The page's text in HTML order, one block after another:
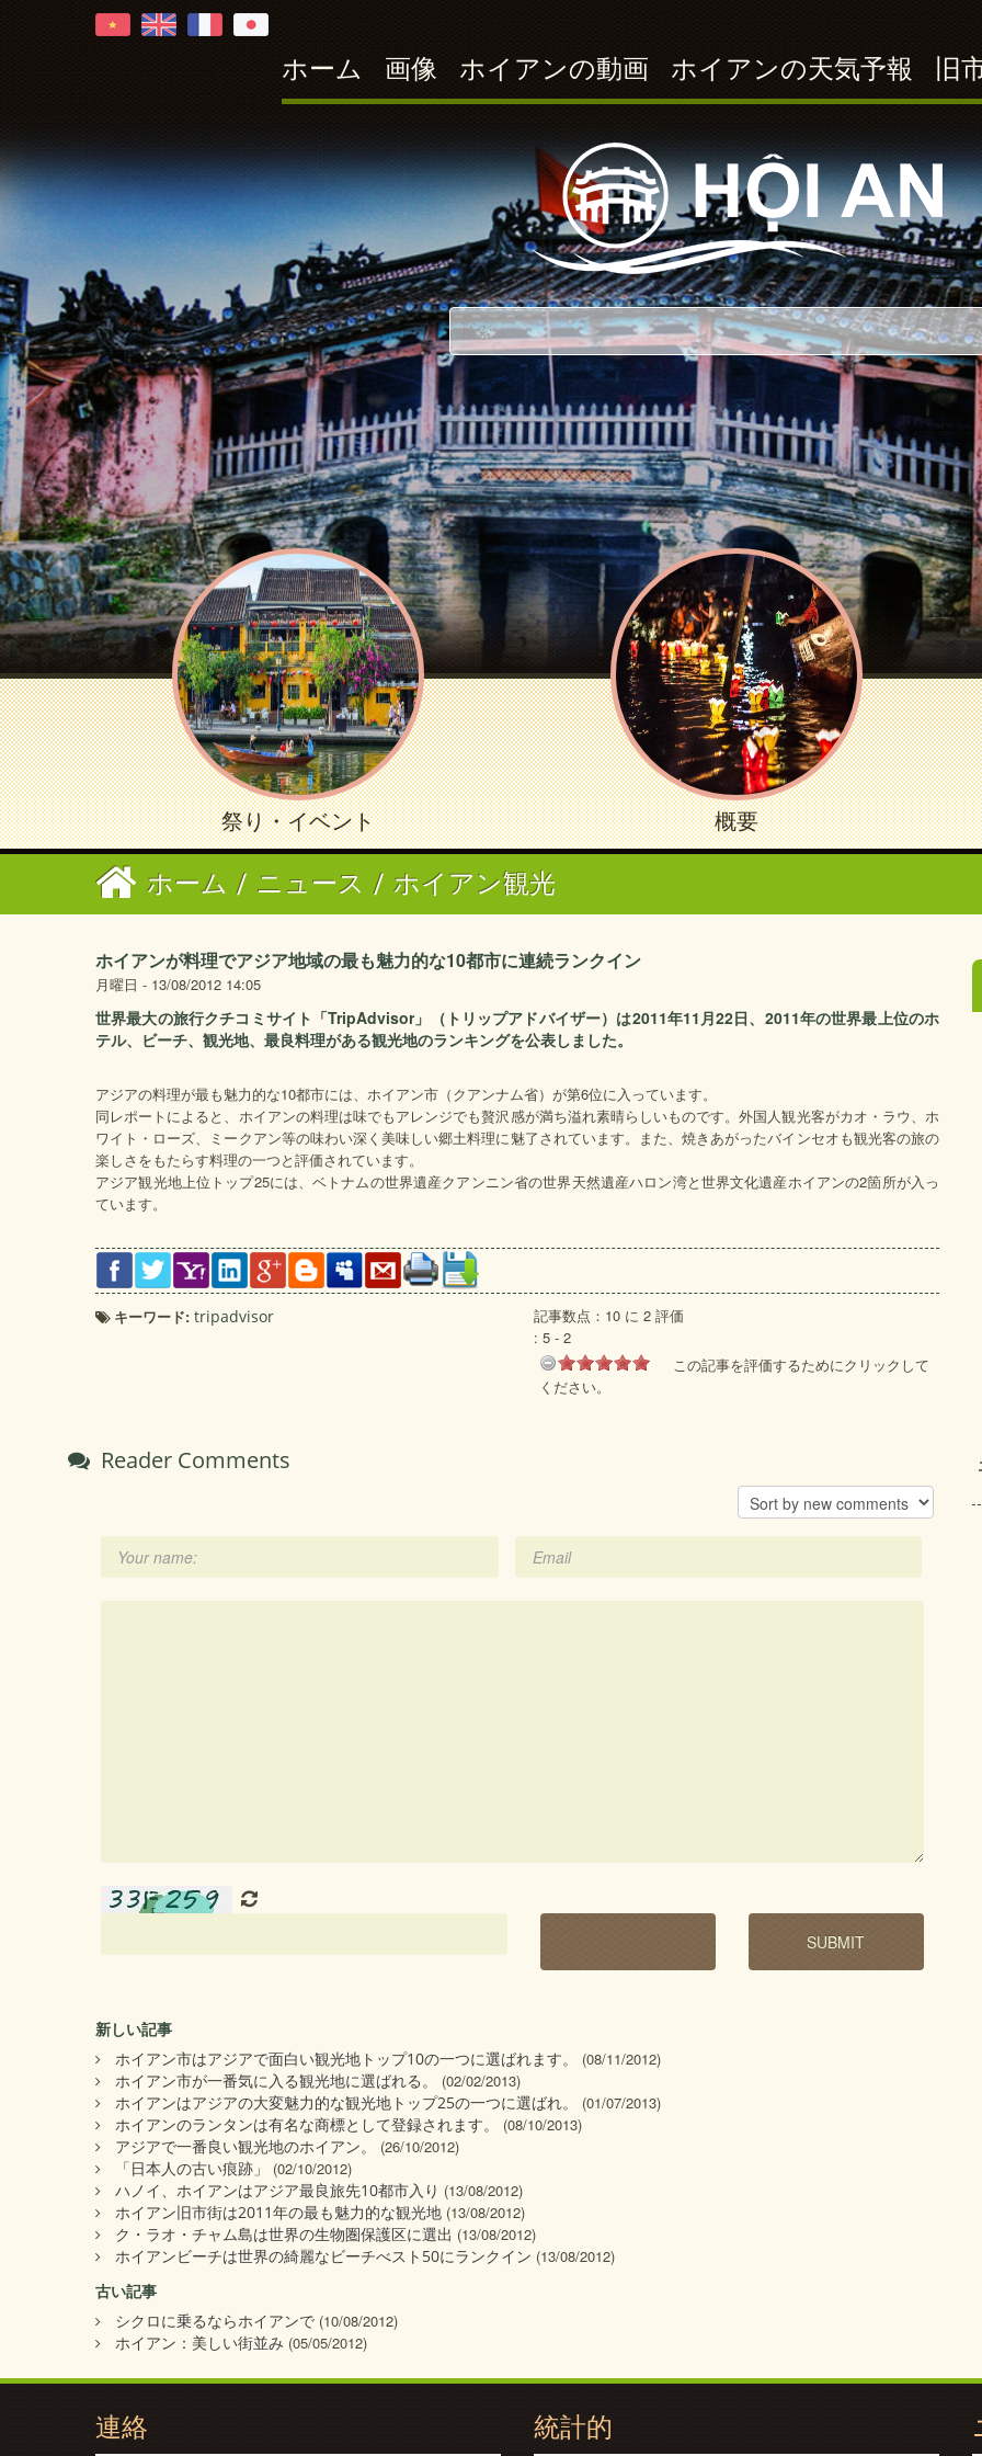
ホーム 画像 ホイアンの動画 ホイアンの天気予報 旧
祭り・イベント 概要
ホーム / ニュース / ホイアン観光
ホイアンが料理でアジア地域の最も魅力的な10都市に連続ランクイン
月曜日 - 13/08/2012 14:05
世界最大の旅行クチコミサイト「TripAdvisor」（トリップアドバイザー）は2011年11月22日、2011年の世界最上位のホ
テル、ビーチ、観光地、最良料理がある観光地のランキングを公表しました。
アジアの料理が最も魅力的な10都市には、ホイアン市（クアンナム省）が第6位に入っています。
同レポートによると、ホイアンの料理は味でもアレンジでも贅沢感が満ち溢れ素晴らしいものです。外国人観光客がカオ・ラウ、ホ
ワイト・ローズ、ミークアン等の味わい深く美味しい郷土料理に魅了されています。また、焼きあがったバインセオも観光客の旅の
楽しさをもたらす料理の一つと評価されています。
アジア観光地上位トップ25には、ベトナムの世界遺産クアンニン省の世界天然遺産ハロン湾と世界文化遺産ホイアンの2箇所が入っ
ています。
キーワード: tripadvisor
記事数点：10 に 2 評価
: 5 - 2
この記事を評価するためにクリックして
ください。
Reader Comments
新しい記事
ホイアン市はアジアで面白い観光地トップ10の一つに選ばれます。
(08/11/2012)
ホイアン市が一番気に入る観光地に選ばれる。
(02/02/2013)
ホイアンはアジアの大変魅力的な観光地トップ25の一つに選ばれ。
(01/07/2013)
ホイアンのランタンは有名な商標として登録されます。
(08/10/2013)
アジアで一番良い観光地のホイアン。
(26/10/2012)
「日本人の古い痕跡」
(02/10/2012)
ハノイ、ホイアンはアジア最良旅先10都市入り (13/08/2012)
ホイアン旧市街は2011年の最も魅力的な観光地 (13/08/2012)
ク・ラオ・チャム島は世界の生物圏保護区に選出 (13/08/2012)
ホイアンビーチは世界の綺麗なビーチべスト50にランクイン (13/08/2012)
古い記事
シクロに乗るならホイアンで (10/08/2012)
ホイアン：美しい街並み (05/05/2012)
連絡 統計的